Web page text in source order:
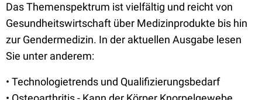
Das Themenspektrum ist vielfältig und reicht von
Gesundheitswirtschaft über Medizinprodukte bis hin
zur Gendermedizin. In der aktuellen Ausgabe lesen
Sie unter anderem:
• Technologietrends und Qualifizierungsbedarf